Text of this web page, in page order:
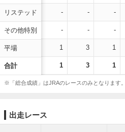
リステッド
その他特別
平場
合計
- - -
- - -
1 3 1
1 3 1
※「総合成績」はJRAのレースのみとなります。
出走レース